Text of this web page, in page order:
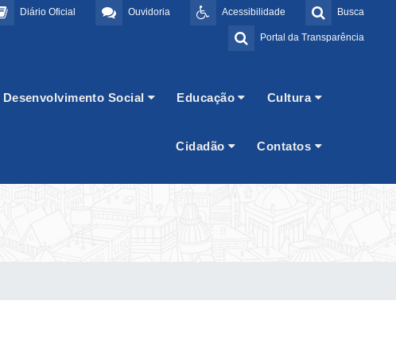
Busca
Acessibilidade
Ouvidoria
Diário Oficial
Portal da Transparência
Desenvolvimento Social Educação Cultura
Cidadão Contatos